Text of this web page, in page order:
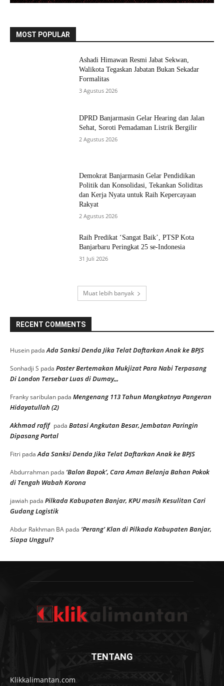
MOST POPULAR
Ashadi Himawan Resmi Jabat Sekwan,
Walikota Tegaskan Jabatan Bukan Sekadar
Formalitas
3 Agustus 2026
DPRD Banjarmasin Gelar Hearing dan Jalan
Sehat, Soroti Pemadaman Listrik Bergilir
2 Agustus 2026
Demokrat Banjarmasin Gelar Pendidikan
Politik dan Konsolidasi, Tekankan Soliditas
dan Kerja Nyata untuk Raih Kepercayaan
Rakyat
2 Agustus 2026
Raih Predikat ‘Sangat Baik’, PTSP Kota
Banjarbaru Peringkat 25 se-Indonesia
31 Juli 2026
Muat lebih banyak
RECENT COMMENTS
Husein padaAda Sanksi Denda Jika Telat Daftarkan Anak ke BPJS
Sonhadji S pada Poster Bertemakan Mukjizat Para Nabi Terpasang
Di London Tersebar Luas di Dumay,,,
Franky saribulan pada Mengenang 113 Tahun Mangkatnya Pangeran
Hidayatullah (2)
Akhmad rafif pada Batasi Angkutan Besar, Jembatan Paringin
Dipasang Portal
Fitri padaAda Sanksi Denda Jika Telat Daftarkan Anak ke BPJS
Abdurrahman pada ‘Balon Bapok’, Cara Aman Belanja Bahan Pokok
di Tengah Wabah Korona
jawiah pada Pilkada Kabupaten Banjar, KPU masih Kesulitan Cari
Gudang Logistik
Abdur Rakhman BA pada ‘Perang’ Klan di Pilkada Kabupaten Banjar,
Siapa Unggul?
TENTANG
Klikkalimantan.com